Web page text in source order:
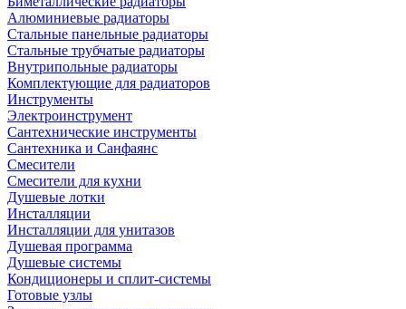
Алюминиевые радиаторы
Стальные панельные радиаторы
Стальные трубчатые радиаторы
Внутрипольные радиаторы
Комплектующие для радиаторов
Инструменты
Электроинструмент
Сантехнические инструменты
Сантехника и Санфаянс
Смесители
Смесители для кухни
Душевые лотки
Инсталляции
Инсталляции для унитазов
Душевая программа
Душевые системы
Кондиционеры и сплит-системы
Готовые узлы